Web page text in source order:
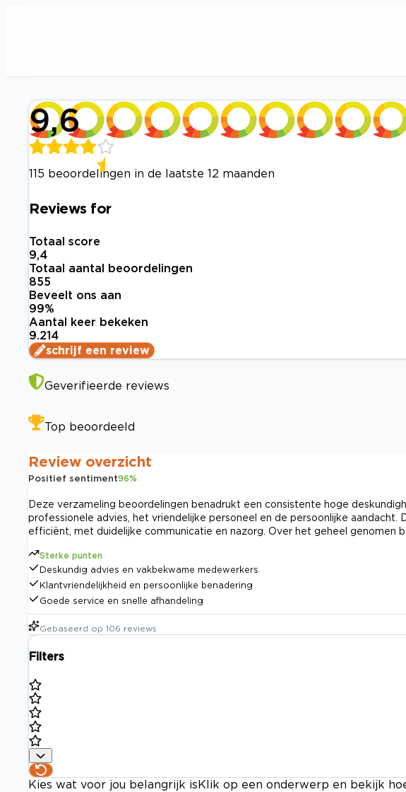
9,6
115 beoordelingen in de laatste 12 maanden
Reviews for
Totaal score
9,4
Totaal aantal beoordelingen
855
Beveelt ons aan
99%
Aantal keer bekeken
9.214
schrijf een review
Geverifieerde reviews
Top beoordeeld
Review overzicht
Positief sentiment96%
Deze verzameling beoordelingen benadrukt een consistente hoge
professionele advies, het vriendelijke personeel en de persoonlijke
efficiënt, met duidelijke communicatie en nazorg. Over het geheel genomen
Sterke punten
Deskundig advies en vakbekwame medewerkers
Klantvriendelijkheid en persoonlijke benadering
Goede service en snelle afhandeling
Gebaseerd op 106 reviews
Filters
Kies wat voor jou belangrijk is Klik op een onderwerp en bekijk